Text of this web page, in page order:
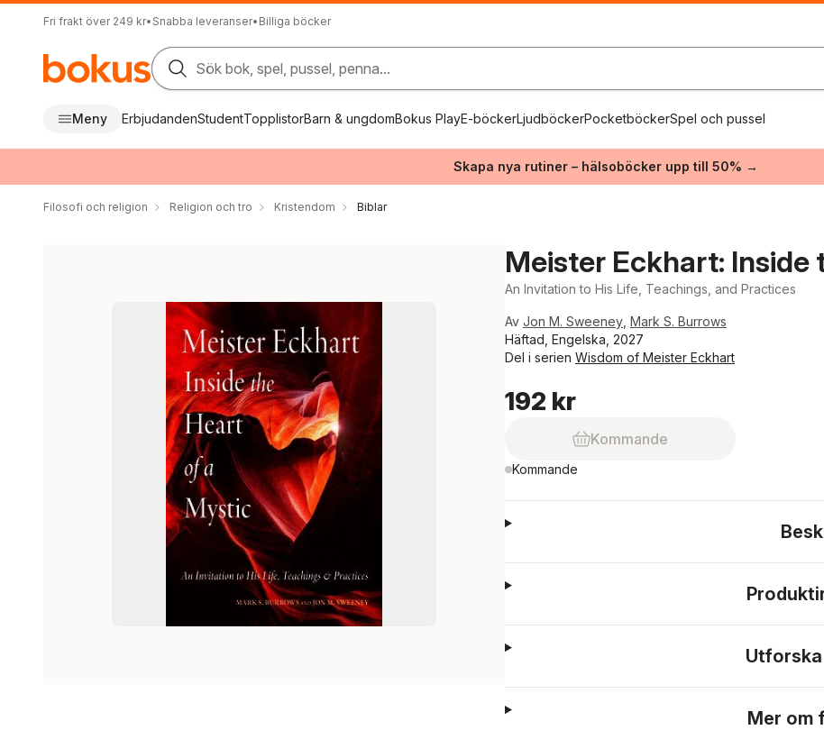
Fri frakt över 249 kr• Snabba leveranser• Billiga böcker
Sök bok, spel, pussel, penna...
Meny ErbjudandenStudentTopplistorBarn & ungdomBokus PlayE-böckerLjudböckerPocketböckerSpel och pussel
Skapa nya rutiner – hälsoböcker upp till 50% →
Filosofi och religion Religion och tro Kristendom Biblar
Meister Eckhart:
An Invitation to His Life, Teachings, and Practices
Av Jon M. Sweeney Mark S. Burrows
Häftad, Engelska, 2027
Del i serien Wisdom of Meister Eckhart
192 kr
Kommande
Kommande
Mer om